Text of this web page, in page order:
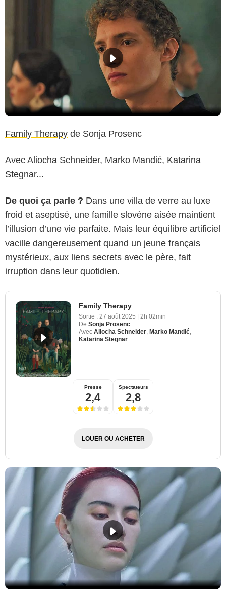
Family Therapy de Sonja Prosenc
Avec Aliocha Schneider, Marko Mandić, Katarina
Stegnar...
De quoi ça parle ? Dans une villa de verre au luxe
froid et aseptisé, une famille slovène aisée maintient
l’illusion d’une vie parfaite. Mais leur équilibre artificiel
vacille dangereusement quand un jeune français
mystérieux, aux liens secrets avec le père, fait
irruption dans leur quotidien.
Family Therapy
Sortie : 27 août 2025
2h 02min
De Sonja Prosenc
Avec Aliocha Schneider, Marko Mandić,
Katarina Stegnar
Presse
2,4
Spectateurs
2,8
LOUER OU ACHETER